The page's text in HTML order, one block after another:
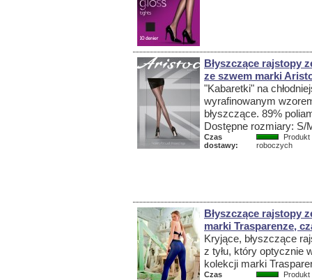
Błyszczące rajstopy
ze szwem marki
"Kabaretki" na
wyrafinowanym
błyszczące. 89%
Dostępne rozmiary: S/
Czas
dostawy:
roboczych
Błyszczące rajstopy
marki Trasparenze,
Kryjące, błyszczące
z tyłu, który optycznie
kolekcji marki
Czas